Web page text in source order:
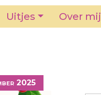
Uitjes Over mij
2025